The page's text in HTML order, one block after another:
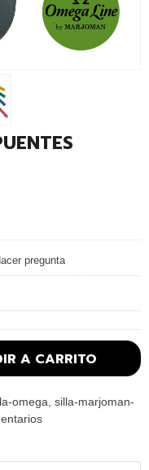
pregunta
A CARRITO
omega silla-marjoman-